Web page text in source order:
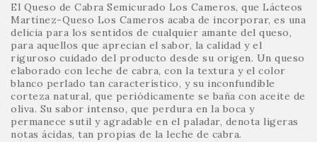
El Queso de Cabra Semicurado Los Cameros, que Lácteos
Martínez-Queso Los Cameros acaba de incorporar, es una
delicia para los sentidos de cualquier amante del queso,
para aquellos que aprecian el sabor, la calidad y el
riguroso cuidado del producto desde su origen. Un queso
elaborado con leche de cabra, con la textura y el color
blanco perlado tan característico, y su inconfundible
corteza natural, que periódicamente se baña con aceite de
oliva. Su sabor intenso, que perdura en la boca y
permanece sutil y agradable en el paladar, denota ligeras
notas ácidas, tan propias de la leche de cabra.